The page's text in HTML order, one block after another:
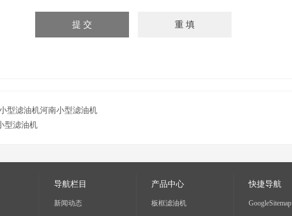
型滤油机河南小型滤油机
型滤油机
导航栏目
新闻动态
产品中心
板框滤油机
快捷导航
GoogleSitemap